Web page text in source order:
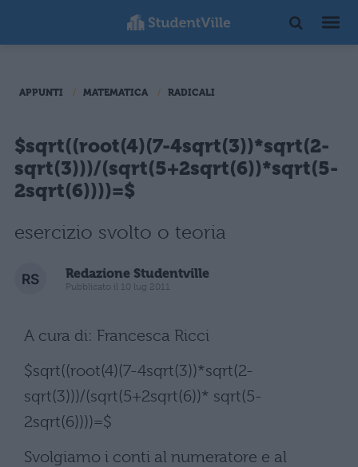
APPUNTI MATEMATICA RADICALI
$sqrt((root(4)(7-4sqrt(3))*sqrt(2-
sqrt(3)))/(sqrt(5+2sqrt(6))*sqrt(5-
2sqrt(6))))=$
esercizio svolto o teoria
Redazione Studentville
Pubblicato il 10 lug 2011
A cura di: Francesca Ricci
$sqrt((root(4)(7-4sqrt(3))*sqrt(2-
sqrt(3)))/(sqrt(5+2sqrt(6))* sqrt(5-
2sqrt(6))))=$
Svolgiamo i conti al numeratore e al